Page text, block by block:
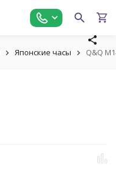
Японские часы Q&Q